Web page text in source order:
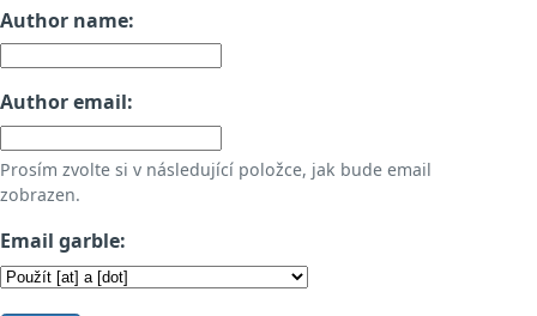
Author name:
Author email:
Prosím zvolte si v následující položce, jak bude email
zobrazen.
Email garble: